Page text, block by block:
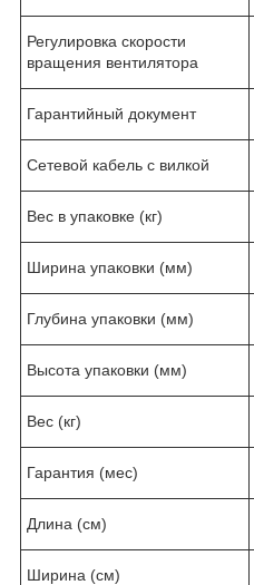
Регулировка скорости
вращения вентилятора
Гарантийный документ
Сетевой кабель с вилкой
Вес в упаковке (кг)
Ширина упаковки (мм)
Глубина упаковки (мм)
Высота упаковки (мм)
Вес (кг)
Гарантия (мес)
Длина (см)
Ширина (см)